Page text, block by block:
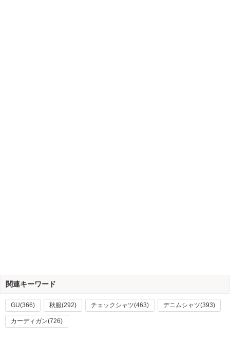
関連キーワード
GU(366) 秋服(292) チェックシャツ(463) デニムシャツ(393)
カーディガン(726)